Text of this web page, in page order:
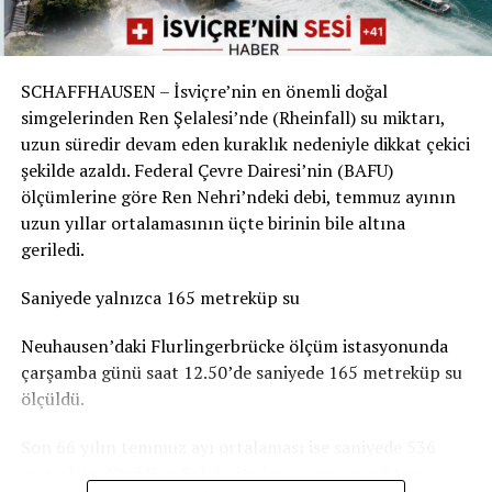
Sorunun boyutu parkın bulunduğu yere göre değişiyor.
durumun genel olarak dramatik olmadığını belirtiyor.
Basel-Landschaft yetkilileri de şehir merkezindeki ve
insanların yemek yemek veya vakit geçirmek için
kullandığı parkların, ormanlık alanlardaki oyun
parklarına göre daha fazla kirlendiğine dikkat çekiyor.
Sigarasız çocuk parkları yaygınlaşıyor
İsviçre’deki Stop2Drop girişiminin verilerine göre şu
anda 24 belediye sigarasız ve temiz çocuk parkı
uygulamasını kullanıyor.
Aarau’da da seçilen 10 çocuk parkında yaklaşık iki ay
SCHAFFHAUSEN – İsviçre’nin en önemli doğal
simgelerinden Ren Şelalesi’nde (Rheinfall) su miktarı,
uzun süredir devam eden kuraklık nedeniyle dikkat çekici
şekilde azaldı. Federal Çevre Dairesi’nin (BAFU)
ölçümlerine göre Ren Nehri’ndeki debi, temmuz ayının
uzun yıllar ortalamasının üçte birinin bile altına
geriledi.
Saniyede yalnızca 165 metreküp su
Neuhausen’daki Flurlingerbrücke ölçüm istasyonunda
çarşamba günü saat 12.50’de saniyede 165 metreküp su
ölçüldü.